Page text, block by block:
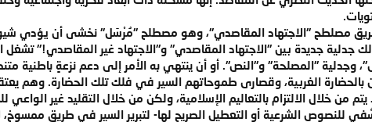
مصلطح "الاجتهاد المقاصدي"، وهو مصطلح "مُرْسَل" نخشى أن يؤدي
جدلية جديدة بين "الاجتهاد المقاصدي" و"الاجتهاد غير المقاصدي!" تشغل
وجدلية "المصلحة" و"النص". أو أن ينتهي به الأمر إلى دعم نزعةٍ باطنية
بالحضارة الغربية، وقصارى طموحاتهم السير في فلك تلك الحضارة. وهم
يتم من خلال الالتزام بالتعاليم الإسلامية، ولكن من خلال التقليد غير
للنصوص الشرعية أو التعطيل الصريح لها- لتبرير السير في طريق